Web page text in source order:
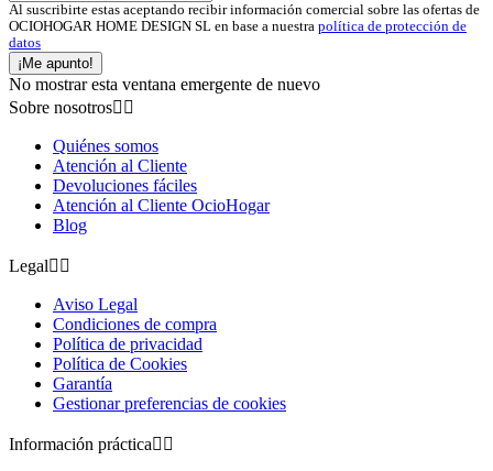
Al suscribirte estas aceptando recibir información comercial sobre las ofertas de
OCIOHOGAR HOME DESIGN SL en base a nuestra política de protección de
datos
¡Me apunto!
No mostrar esta ventana emergente de nuevo
Sobre nosotros 
Quiénes somos
Atención al Cliente
Devoluciones fáciles
Atención al Cliente OcioHogar
Blog
Legal 
Aviso Legal
Condiciones de compra
Política de privacidad
Política de Cookies
Garantía
Gestionar preferencias de cookies
Información práctica 